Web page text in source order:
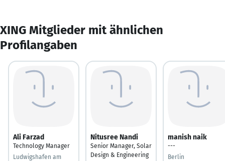
XING Mitglieder mit ähnlichen
Profilangaben
Ali Farzad
Technology Manager
Ludwigshafen am
Nitusree Nandi
Senior Manager, Solar
Design & Engineering
manish naik
---
Berlin